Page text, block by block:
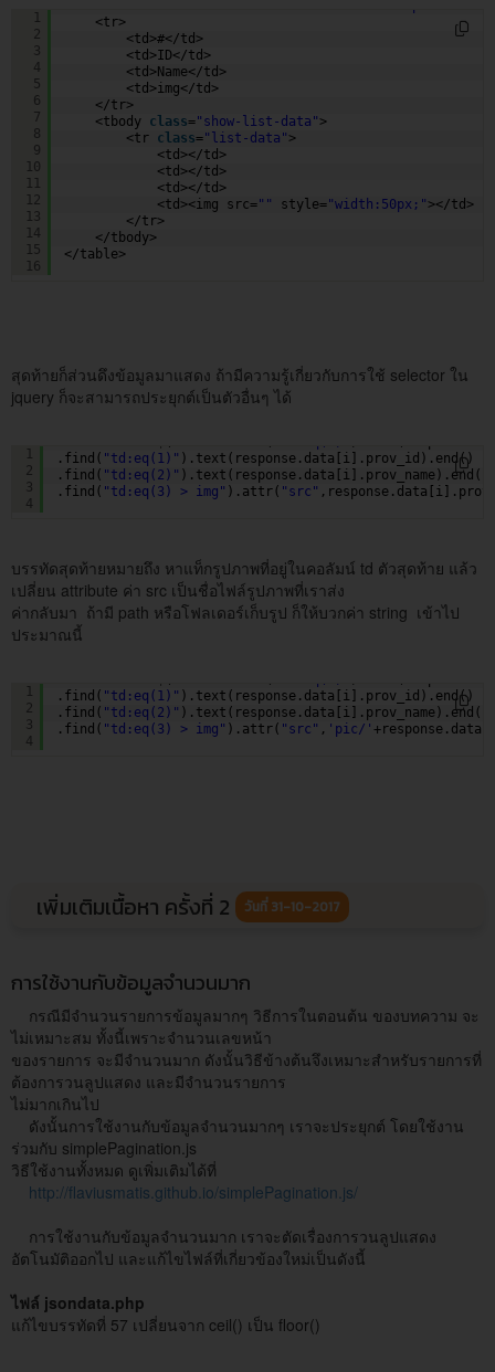
1
2
3
4
5
6
7
8
9
10
11
12
13
14
15
16
<tr>
<td>#</td>
<td>ID</td>
<td>Name</td>
<td>img</td>
</tr>
<tbody class="show-list-data" >
<tr class="list-data" >
<td></td>
<td></td>
<td></td>
<td><img src="" style="width:50px;" ></td>
</tr>
</tbody>
</table>
สุดท้ายก็ส่วนดึงข้อมูลมาแสดง ถ้ามีความรู้เกี่ยวกับการใช้ selector ใน
jquery ก็จะสามารถประยุกต์เป็นตัวอื่นๆ ได้
1
2
3
4
.find( "td:eq(1)" ).text(response.data[i].prov_id).end()
.find( "td:eq(2)" ).text(response.data[i].prov_name).end()
.find( "td:eq(3) > img" ).attr( "src"
บรรทัดสุดท้ายหมายถึง หาแท็กรูปภาพที่อยู่ในคอลัมน์ td ตัวสุดท้าย แล้ว
เปลี่ยน attribute ค่า src เป็นชื่อไฟล์รูปภาพที่เราส่ง
ค่ากลับมา ถ้ามี path หรือโฟลเดอร์เก็บรูป ก็ให้บวกค่า string เข้าไป
ประมาณนี้
1
2
3
4
.find( "td:eq(1)" ).text(response.data[i].prov_id).end()
.find( "td:eq(2)" ).text(response.data[i].prov_name).end()
.find( "td:eq(3) > img" ).attr( "src" , 'pic/'
เพิ่มเติมเนื้อหา ครั้งที่ 2 วันที่ 31-10-2017
การใช้งานกับข้อมูลจำนวนมาก
กรณีมีจำนวนรายการข้อมูลมากๆ วิธีการในตอนต้น ของบทความ จะ
ไม่เหมาะสม ทั้งนี้เพราะจำนวนเลขหน้า
ของรายการ จะมีจำนวนมาก ดังนั้นวิธีข้างต้นจึงเหมาะสำหรับรายการที่
ต้องการวนลูปแสดง และมีจำนวนรายการ
ไม่มากเกินไป
ดังนั้นการใช้งานกับข้อมูลจำนวนมากๆ เราจะประยุกต์ โดยใช้งาน
ร่วมกับ simplePagination.js
วิธีใช้งานทั้งหมด ดูเพิ่มเติมได้ที่
http://flaviusmatis.github.io/simplePagination.js/
การใช้งานกับข้อมูลจำนวนมาก เราจะตัดเรื่องการวนลูปแสดง
อัตโนมัติออกไป และแก้ไขไฟล์ที่เกี่ยวข้องใหม่เป็นดังนี้
ไฟล์ jsondata.php
แก้ไขบรรทัดที่ 57 เปลี่ยนจาก ceil() เป็น floor()